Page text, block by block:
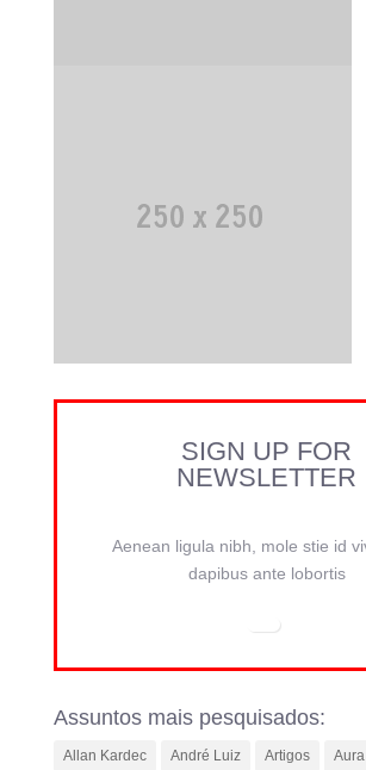
SIGN UP FOR
NEWSLETTER
Aenean ligula nibh, mole stie id
dapibus ante lobortis
Assuntos mais pesquisados:
Allan Kardec André Luiz Artigos Aura